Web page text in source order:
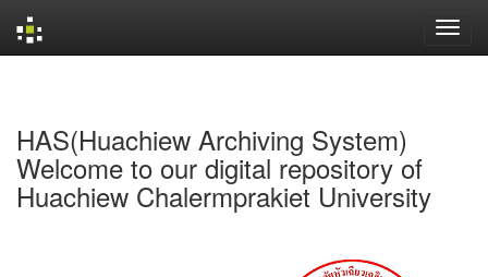
HAS(Huachiew Archiving System)
Welcome to our digital repository of
Huachiew Chalermprakiet University